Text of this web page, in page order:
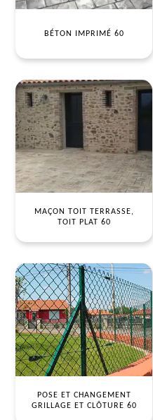
BÉTON IMPRIMÉ 60
MAÇON TOIT TERRASSE,
TOIT PLAT 60
POSE ET CHANGEMENT
GRILLAGE ET CLÔTURE 60